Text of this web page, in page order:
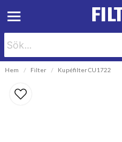
Hem Filter Kupéfilter CU1722